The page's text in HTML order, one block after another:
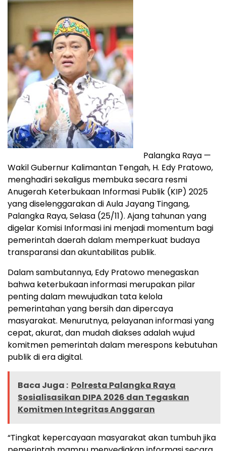
Palangka Raya —
Wakil Gubernur Kalimantan Tengah, H. Edy Pratowo,
menghadiri sekaligus membuka secara resmi
Anugerah Keterbukaan Informasi Publik (KIP) 2025
yang diselenggarakan di Aula Jayang Tingang,
Palangka Raya, Selasa (25/11). Ajang tahunan yang
digelar Komisi Informasi ini menjadi momentum bagi
pemerintah daerah dalam memperkuat budaya
transparansi dan akuntabilitas publik.
Dalam sambutannya, Edy Pratowo menegaskan
bahwa keterbukaan informasi merupakan pilar
penting dalam mewujudkan tata kelola
pemerintahan yang bersih dan dipercaya
masyarakat. Menurutnya, pelayanan informasi yang
cepat, akurat, dan mudah diakses adalah wujud
komitmen pemerintah dalam merespons kebutuhan
publik di era digital.
Baca Juga : Polresta Palangka Raya
Sosialisasikan DIPA 2026 dan Tegaskan
Komitmen Integritas Anggaran
“Tingkat kepercayaan masyarakat akan tumbuh jika